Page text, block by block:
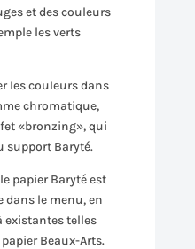
et des couleurs
les verts
les couleurs dans
chromatique,
«bronzing», qui
support Baryté.
papier Baryté est
dans le menu, en
existantes telles
Beaux-Arts.